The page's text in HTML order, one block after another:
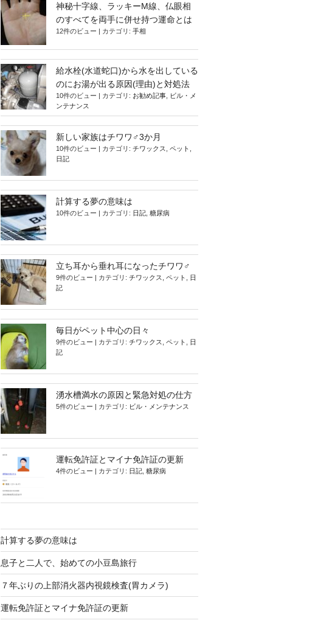
神秘十字線、ラッキーM線、仏眼相
のすべてを両手に併せ持つ運命とは
12件のビュー | カテゴリ: 手相
給水栓(水道蛇口)から水を出している
のにお湯が出る原因(理由)と対処法
10件のビュー | カテゴリ: お勧め記事,
ビル・メ
ンテナンス
新しい家族はチワワ♂3か月
10件のビュー | カテゴリ: チワックス ペット
日記
計算する夢の意味は
10件のビュー | カテゴリ: 日記, 糖尿病
立ち耳から垂れ耳になったチワワ♂
9件のビュー | カテゴリ: チワックス ペット
日
記
毎日がペット中心の日々
9件のビュー | カテゴリ: チワックス ペット
日
記
湧水槽満水の原因と緊急対処の仕方
5件のビュー | カテゴリ: ビル・メンテナンス
運転免許証とマイナ免許証の更新
4件のビュー | カテゴリ: 日記, 糖尿病
計算する夢の意味は
息子と二人で、始めての小豆島旅行
７年ぶりの上部消火器内視鏡検査(胃カメラ)
運転免許証とマイナ免許証の更新